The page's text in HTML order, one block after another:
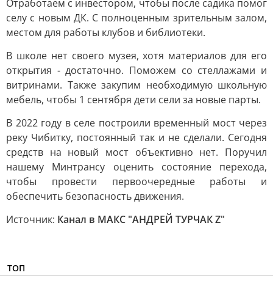
Отработаем с инвестором, чтобы после садика помог
селу с новым ДК. С полноценным зрительным залом,
местом для работы клубов и библиотеки.
В школе нет своего музея, хотя материалов для его
открытия - достаточно. Поможем со стеллажами и
витринами. Также закупим необходимую школьную
мебель, чтобы 1 сентября дети сели за новые парты.
В 2022 году в селе построили временный мост через
реку Чибитку, постоянный так и не сделали. Сегодня
средств на новый мост объективно нет. Поручил
нашему Минтрансу оценить состояние перехода,
чтобы провести первоочередные работы и
обеспечить безопасность движения.
Источник: Канал в МАКС "АНДРЕЙ ТУРЧАК Z"
ТОП